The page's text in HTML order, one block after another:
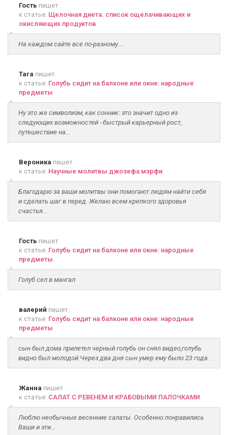
Гость пишет
к статье: Щелочная диета. список ощелачивающих и
окисляющих продуктов
На каждом сайте все по-разному....
Tara пишет
к статье: Голубь сидит на балконе или окне: народные
предметы
Ну это же символизм, как сонник: это значит одно из
следующих возможностей - быстрый карьерный рост,
путешествие на...
Вероника пишет
к статье: Научные молитвы джозефа мэрфи
Благодарю за ваши молитвы они помогают людям найти себя
и сделать шаг в перед. Желаю всем крепкого здоровья
счастья...
Гость пишет
к статье: Голубь сидит на балконе или окне: народные
предметы
Голуб сел в мангал
валерий пишет
к статье: Голубь сидит на балконе или окне: народные
предметы
сын был дома прилетел черный голубь он снял видео,голубь
видно был молодой.Через два дня сын умер ему было 23 года.
Жанна пишет
к статье: САЛАТ С РЕВЕНЕМ И КРАБОВЫМИ ПАЛОЧКАМИ
Люблю необычные весенние салаты. Особенно понравились
Ваши и эти...